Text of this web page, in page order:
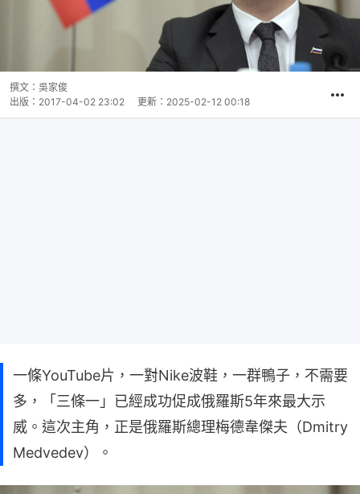
撰文： 吳家俊
出版： 2017-04-02 23:02 更新： 2025-02-12 00:18
一條YouTube片，一對Nike波鞋，一群鴨子，不需要
多，「三條一」已經成功促成俄羅斯5年來最大示
威。這次主角，正是俄羅斯總理梅德韋傑夫（Dmitry
Medvedev）。